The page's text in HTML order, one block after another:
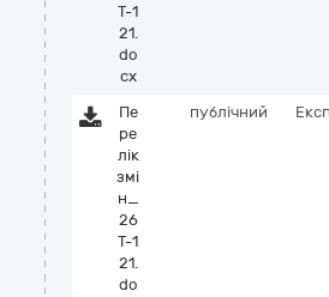
Т-1
21.
do
cx
Пе
ре
лік
змі
н_
26
Т-1
21.
do
публічний